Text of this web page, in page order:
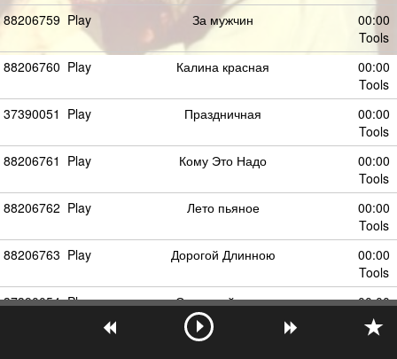
88206759 Play За мужчин
00:00
Tools
88206760 Play Калина красная
00:00
Tools
37390051 Play Праздничная
00:00
Tools
88206761 Play Кому Это Надо
00:00
Tools
88206762 Play Лето пьяное
00:00
Tools
88206763 Play Дорогой Длинною
00:00
Tools
37390054 Play Северный ветер
00:00
Tools